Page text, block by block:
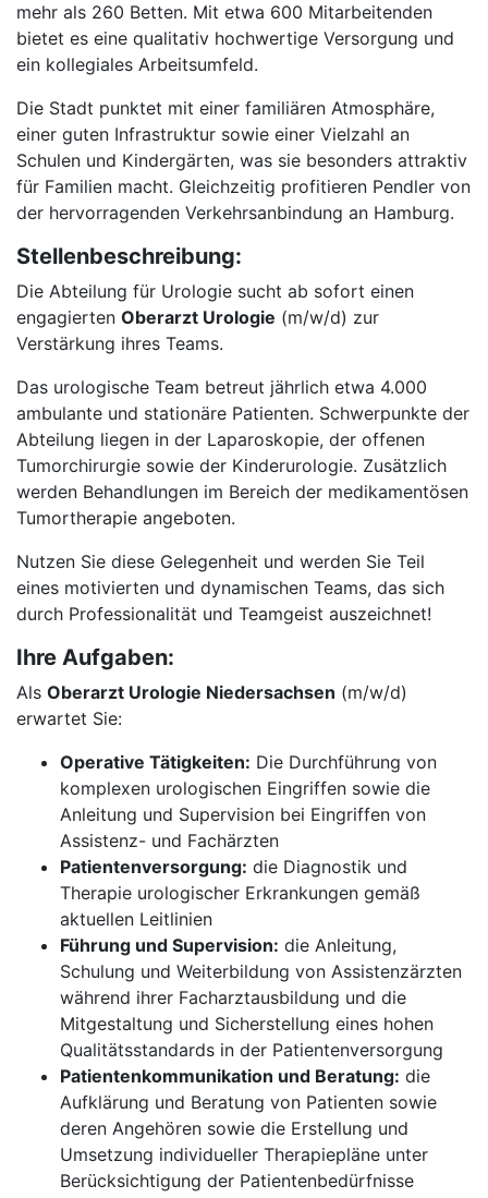
mehr als 260 Betten. Mit etwa 600 Mitarbeitenden
bietet es eine qualitativ hochwertige Versorgung und
ein kollegiales Arbeitsumfeld.
Die Stadt punktet mit einer familiären Atmosphäre,
einer guten Infrastruktur sowie einer Vielzahl an
Schulen und Kindergärten, was sie besonders attraktiv
für Familien macht. Gleichzeitig profitieren Pendler von
der hervorragenden Verkehrsanbindung an Hamburg.
Stellenbeschreibung:
Die Abteilung für Urologie sucht ab sofort einen
engagierten Oberarzt Urologie (m/w/d) zur
Verstärkung ihres Teams.
Das urologische Team betreut jährlich etwa 4.000
ambulante und stationäre Patienten. Schwerpunkte der
Abteilung liegen in der Laparoskopie, der offenen
Tumorchirurgie sowie der Kinderurologie. Zusätzlich
werden Behandlungen im Bereich der medikamentösen
Tumortherapie angeboten.
Nutzen Sie diese Gelegenheit und werden Sie Teil
eines motivierten und dynamischen Teams, das sich
durch Professionalität und Teamgeist auszeichnet!
Ihre Aufgaben:
Als Oberarzt Urologie Niedersachsen (m/w/d)
erwartet Sie:
Operative Tätigkeiten: Die Durchführung von
komplexen urologischen Eingriffen sowie die
Anleitung und Supervision bei Eingriffen von
Assistenz- und Fachärzten
Patientenversorgung: die Diagnostik und
Therapie urologischer Erkrankungen gemäß
aktuellen Leitlinien
Führung und Supervision: die Anleitung,
Schulung und Weiterbildung von Assistenzärzten
während ihrer Facharztausbildung und die
Mitgestaltung und Sicherstellung eines hohen
Qualitätsstandards in der Patientenversorgung
Patientenkommunikation und Beratung: die
Aufklärung und Beratung von Patienten sowie
deren Angehören sowie die Erstellung und
Umsetzung individueller Therapiepläne unter
Berücksichtigung der Patientenbedürfnisse